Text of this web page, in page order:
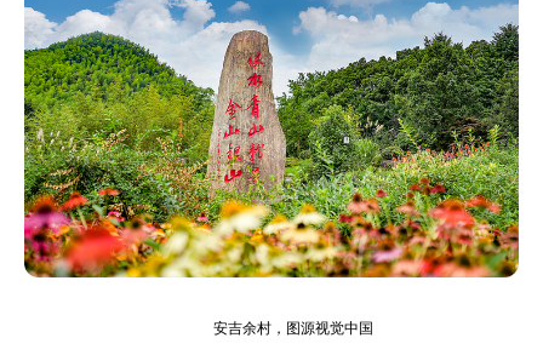
安吉余村，图源视觉中国